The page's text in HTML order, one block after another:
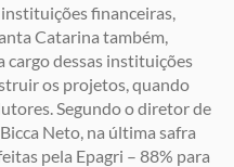
financeiras,
Catarina também,
cargo dessas instituições
os projetos, quando
Segundo o diretor de
Neto, na última safra
pela Epagri – 88% para